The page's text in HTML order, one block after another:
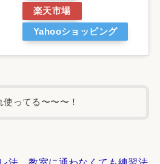
楽天市場
Yahooショッピング
使ってる〜〜〜！